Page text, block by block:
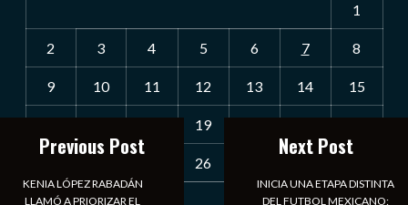
1
2 3 4 5 6 7 8
9 10 11 12 13 14 15
19
26
30 31
Previous Post
KENIA LÓPEZ RABADÁN
LLAMÓ A PRIORIZAR EL
Next Post
INICIA UNA ETAPA DISTINTA
DEL FUTBOL MEXICANO: